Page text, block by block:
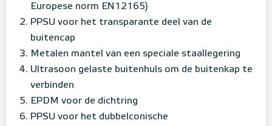
Europese norm EN12165)
PPSU voor het transparante deel van de
buitencap
Metalen mantel van een speciale staallegering
Ultrasoon gelaste buitenhuls om de buitenkap te
verbinden
EPDM voor de dichtring
PPSU voor het dubbelconische